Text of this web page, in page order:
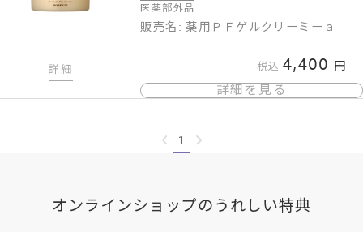
詳細
医薬部外品
販売名: 薬用ＰＦゲルクリーミーａ
税込 4,400
詳細を見る
1
オンラインショップのうれしい特典